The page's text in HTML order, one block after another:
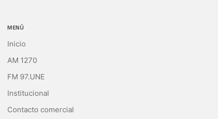
MENÚ
Inicio
AM 1270
FM 97.UNE
Institucional
Contacto comercial